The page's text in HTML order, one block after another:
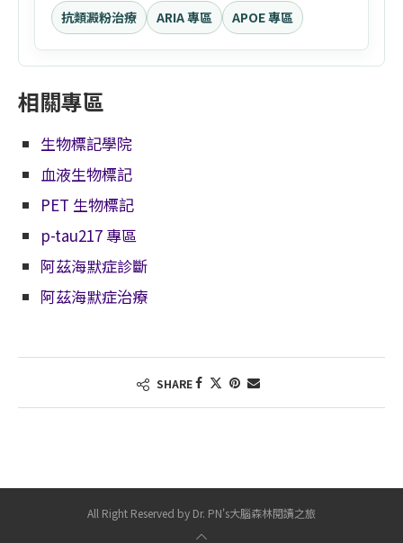
抗類澱粉治療 ARIA 專區 APOE 專區
相關專區
生物標記學院
血液生物標記
PET 生物標記
p-tau217 專區
阿茲海默症診斷
阿茲海默症治療
SHARE
All Right Reserved by Dr. PN's大腦森林閱讀之旅